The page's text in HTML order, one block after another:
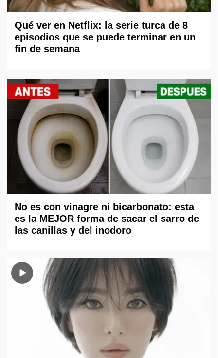
Qué ver en Netflix: la serie turca de 8
episodios que se puede terminar en un
fin de semana
No es con vinagre ni bicarbonato: esta
es la MEJOR forma de sacar el sarro de
las canillas y del inodoro